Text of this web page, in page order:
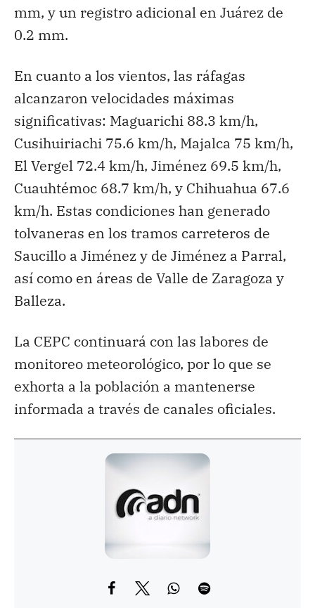
mm, y un registro adicional en Juárez de
0.2 mm.
En cuanto a los vientos, las ráfagas
alcanzaron velocidades máximas
significativas: Maguarichi 88.3 km/h,
Cusihuiriachi 75.6 km/h, Majalca 75 km/h,
El Vergel 72.4 km/h, Jiménez 69.5 km/h,
Cuauhtémoc 68.7 km/h, y Chihuahua 67.6
km/h. Estas condiciones han generado
tolvaneras en los tramos carreteros de
Saucillo a Jiménez y de Jiménez a Parral,
así como en áreas de Valle de Zaragoza y
Balleza.
La CEPC continuará con las labores de
monitoreo meteorológico, por lo que se
exhorta a la población a mantenerse
informada a través de canales oficiales.